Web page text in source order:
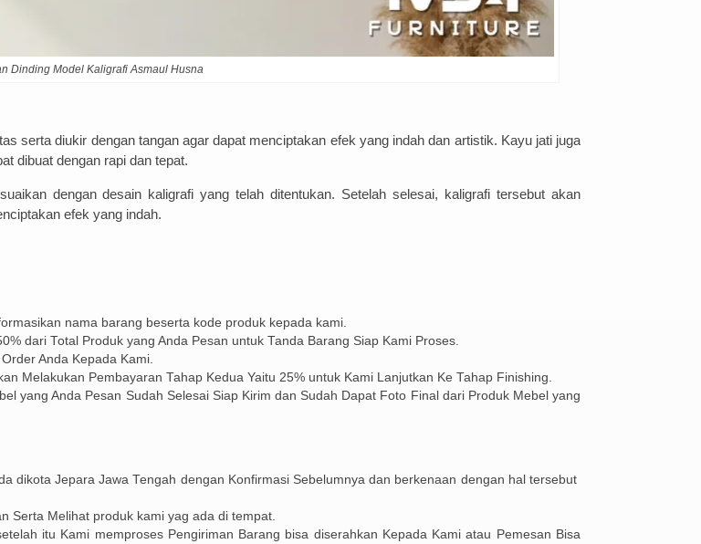
Dinding Model Kaligrafi Asmaul Husna
serta diukir dengantanganagar dapat menciptakan efek yangindah dan artistik. Kayujati juga
at dibuat dengan rapi dan tepat.
uaikandengandesain kaligrafi yang telah ditentukan. Setelah selesai, kaligrafi tersebut akan
ciptakan efek yang indah.
nama barang beserta kode produk kepada kami.
dari Total Produk yang Anda Pesan untuk Tanda Barang Siap Kami Proses.
Anda Kepada Kami.
Melakukan Pembayaran Tahap Kedua Yaitu 25% untuk Kami Lanjutkan Ke Tahap Finishing.
yang Anda Pesan Sudah Selesai Siap Kirim dan Sudah Dapat Foto Final dari Produk Mebel yang
dikota Jepara Jawa Tengah dengan Konfirmasi Sebelumnya dan berkenaan dengan hal tersebut
Serta Melihat produk kami yag ada di tempat.
itu Kami memproses Pengiriman Barang bisa diserahkan Kepada Kami atau Pemesan Bisa